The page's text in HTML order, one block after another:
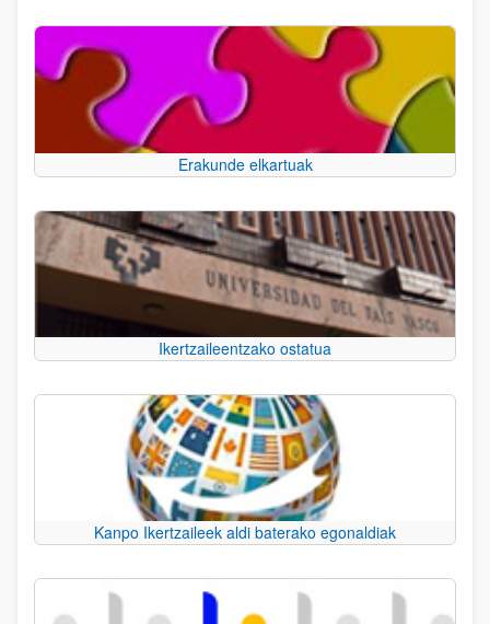
Erakunde elkartuak
Ikertzaileentzako ostatua
Kanpo Ikertzaileek aldi baterako egonaldiak